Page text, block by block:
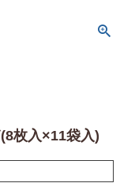
枚入×11袋入)